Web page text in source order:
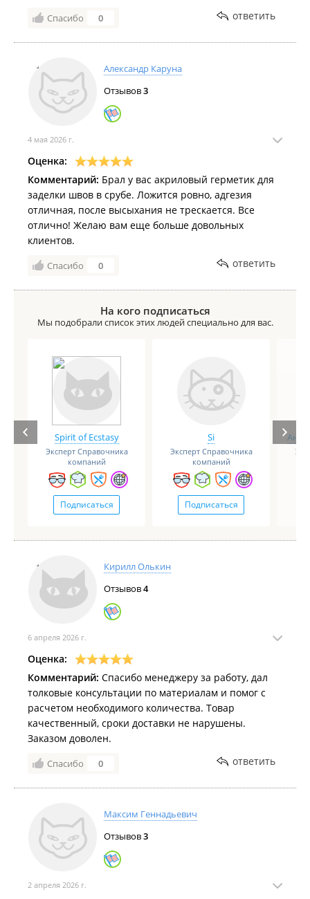
Спасибо 0 ответить
Александр Каруна
Отзывов3
4 мая 2026 г.
Оценка:
Комментарий: Брал у вас акриловый герметик для
заделки швов в срубе. Ложится ровно, адгезия
отличная, после высыхания не трескается. Все
отлично! Желаю вам еще больше довольных
клиентов.
Спасибо 0 ответить
На кого подписаться
Мы подобрали список этих людей специально для вас.
Spirit of Ecstasy
Эксперт Справочника
компаний
Подписаться
Si
Эксперт Справочника
компаний
Подписаться
Кирилл Олькин
Отзывов4
6 апреля 2026 г.
Оценка:
Комментарий: Спасибо менеджеру за работу, дал
толковые консультации по материалам и помог с
расчетом необходимого количества. Товар
качественный, сроки доставки не нарушены.
Заказом доволен.
Спасибо 0 ответить
Максим Геннадьевич
Отзывов3
2 апреля 2026 г.